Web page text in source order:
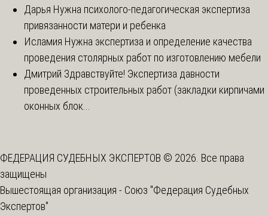
Дарья Нужна психолого-педагогическая экспертиза
привязанности матери и ребенка
Исламия Нужна экспертиза и определение качества
проведения столярных работ по изготовлению мебели
Дмитрий Здравствуйте! Экспертиза давности
проведенных строительных работ (закладки кирпичами
оконных блок...
ФЕДЕРАЦИЯ СУДЕБНЫХ ЭКСПЕРТОВ © 2026. Все права
защищены
Вышестоящая организация - Союз "Федерация Судебных
Экспертов"